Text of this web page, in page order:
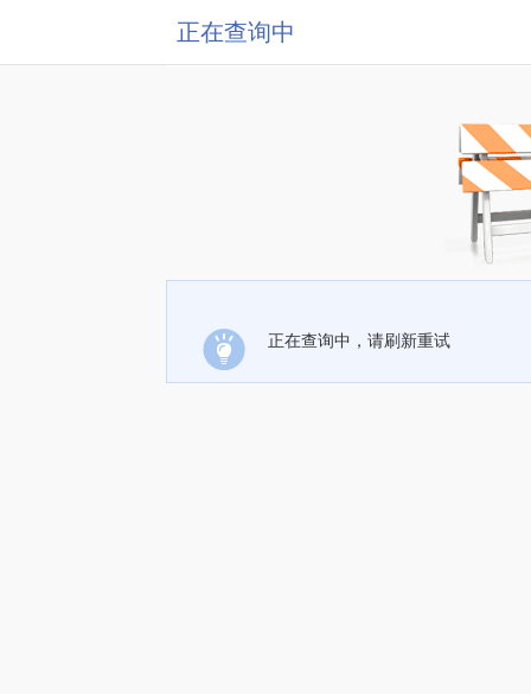
正在查询中
正在查询中，请刷新重试